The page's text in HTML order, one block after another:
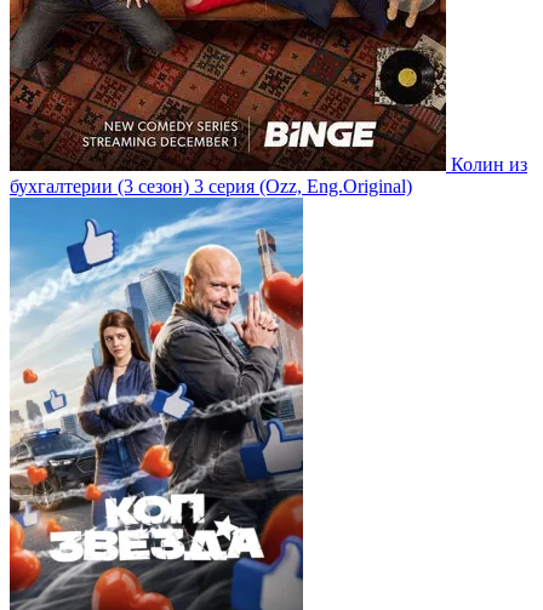
Колин из
бухгалтерии (3 сезон) 3 серия (Ozz, Eng.Original)